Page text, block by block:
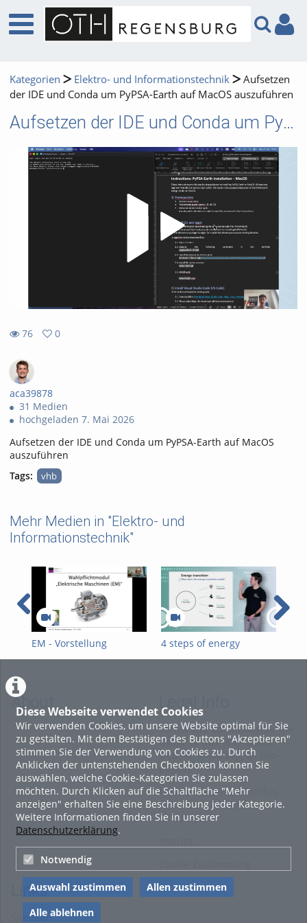
Diese Webseite verwendet Cookies
Wir verwenden Cookies, um unsere Website optimal für Sie
zu gestalten. Mit dem Bestätigen des Buttons "Akzeptieren"
stimmen Sie der Verwendung von Cookies zu. Durch
Anklicken der untenstehenden Checkboxen können Sie
auswählen, welche Cookie-Kategorien Sie zulassen
möchten. Durch Klicken auf die Schaltfläche "Mehr
anzeigen" erhalten Sie eine Beschreibung jeder Kategorie.
Weitere Informationen finden Sie in unserer
Datenschutzerklärung.
Notwendig
Auswahl zustimmen
Allen zustimmen
Alle ablehnen
Kategorien Elektro- und Informationstechnik
Aufsetzen
der IDE und Conda um PyPSA-Earth auf MacOS auszuführen
Aufsetzen der IDE und Conda um PyPSA-Earth auf MacOS auszuführen
76
views
0
favorites
aca39878
31 Medien
hochgeladen 7. Mai 2026
Aufsetzen der IDE und Conda um PyPSA-Earth auf MacOS
auszuführen
Tags:
vhb
Mehr Medien in "Elektro- und
Informationstechnik"
EM - Vorstellung
4 steps of energy
transition
About Legal Info
Terms and Conditions for the
Usage of this ViMP based
website (including all sub-
pages)
Privacy Statement for this
ViMP based Website incl.
Sub-pages
Links
Sitemap